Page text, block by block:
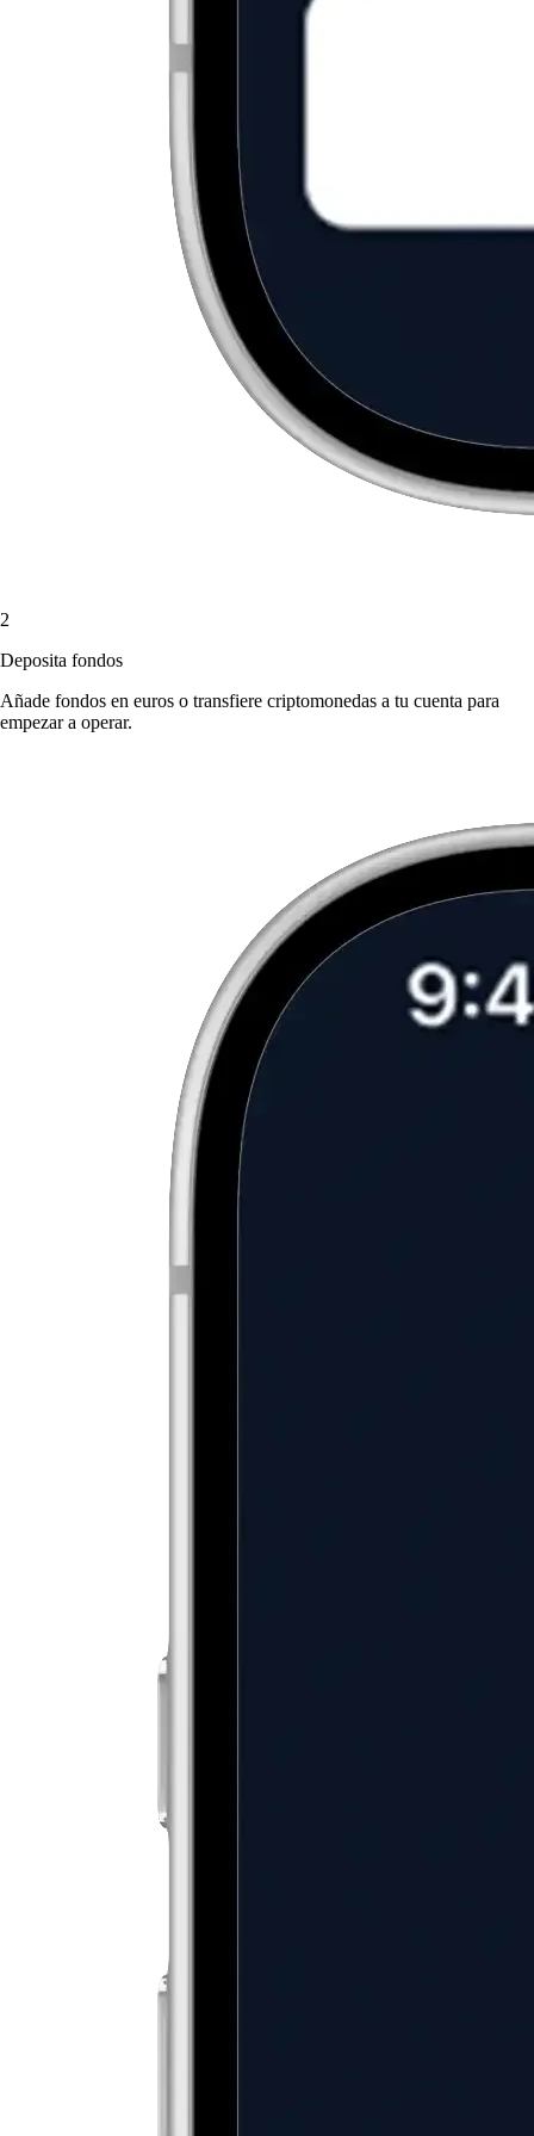
2
Deposita fondos
Añade fondos en euros o transfiere criptomonedas a tu cuenta para
empezar a operar.